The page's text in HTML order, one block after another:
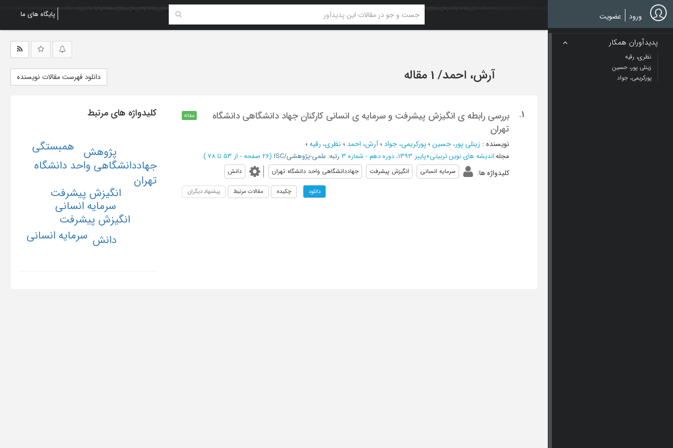
Skip
to
main
پایگاه های ما ورود عضویت
پدیدآوران همکار
نظری، رقیه
زینلی پور، حسین
پورکریمی، جواد
آرش، احمد/ 1 مقاله دانلود فهرست مقالات نویسنده
1.
بررسی رابطه ی انگیزش پیشرفت و سرمایه ی انسانی کارکنان جهاد دانشگاهی دانشگاه
تهران
مقاله
نویسنده : زینلی پور، حسین؛پورکریمی، جواد؛آرش، احمد ؛ نظری، رقیه؛
مجله:اندیشه های نوین تربیتی»پاییز 1393، دوره دهم - شماره 3 رتبه: علمی-پژوهشی/ISC (‎26 صفحه - از 53 تا 78 )
کلیدواژه ها: سرمايه انساني انگيزش پيشرفت جهاددانشگاهي واحد دانشگاه تهران دانش
دانلود چکیده مقالات مرتبط پیشنهاد دیگران
کلیدواژه های مرتبط
انگیزش پیشرفت
جهاددانشگاهي واحد دانشگاه
تهران
سرمایه انسانی
انگیزش پیشرفت
پژوهش
دانش سرمایه انسانی
همبستگی